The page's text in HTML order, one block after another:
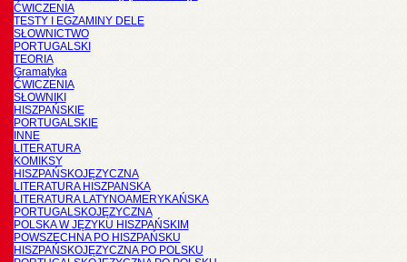
ĆWICZENIA
TESTY I EGZAMINY DELE
SŁOWNICTWO
PORTUGALSKI
TEORIA
Gramatyka
ĆWICZENIA
SŁOWNIKI
HISZPAŃSKIE
PORTUGALSKIE
INNE
LITERATURA
KOMIKSY
HISZPAŃSKOJĘZYCZNA
LITERATURA HISZPANSKA
LITERATURA LATYNOAMERYKAŃSKA
PORTUGALSKOJĘZYCZNA
POLSKA W JĘZYKU HISZPAŃSKIM
POWSZECHNA PO HISZPAŃSKU
HISZPAŃSKOJĘZYCZNA PO POLSKU